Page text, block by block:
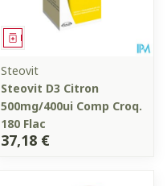
Médicament
Steovit
Steovit D3 Citron
500mg/400ui Comp Croq.
180 Flac
37,18 €